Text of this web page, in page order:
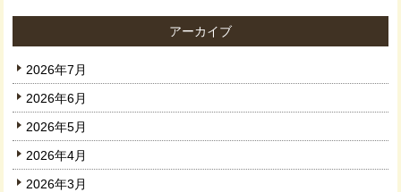
アーカイブ
2026年7月
2026年6月
2026年5月
2026年4月
2026年3月